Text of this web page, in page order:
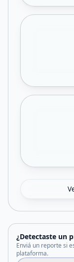
¿Detectaste un
Enviá un reporte si
plataforma.